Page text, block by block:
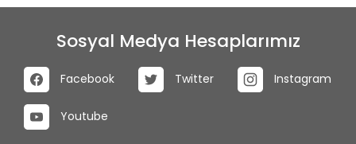
Sosyal Medya Hesaplarımız
Facebook Twitter Instagram
Youtube